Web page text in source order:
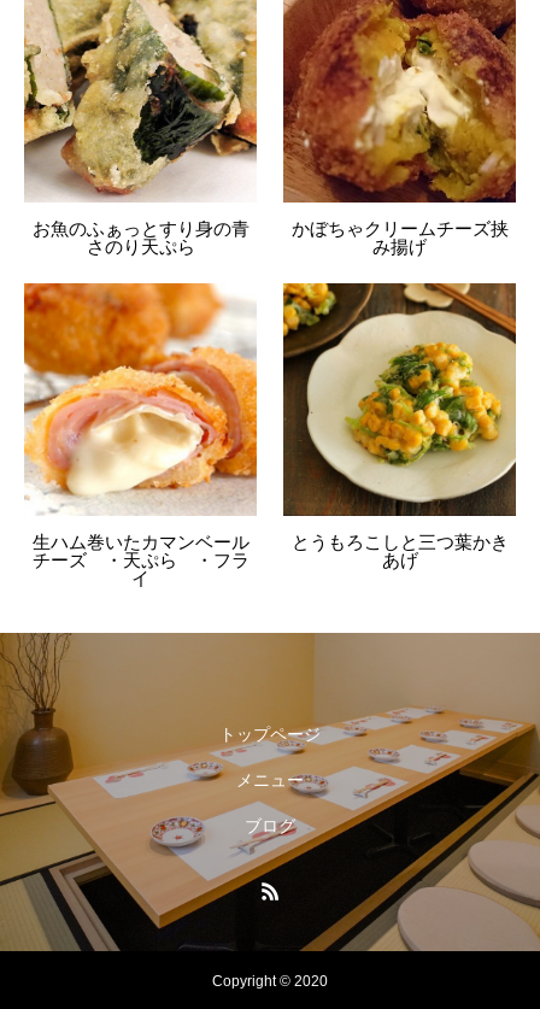
お魚のふぁっとすり身の青
さのり天ぷら
かぼちゃクリームチーズ挟
み揚げ
生ハム巻いたカマンベール
チーズ ・天ぷら ・フラ
イ
とうもろこしと三つ葉かき
あげ
トップページ
メニュー
ブログ
Copyright © 2020